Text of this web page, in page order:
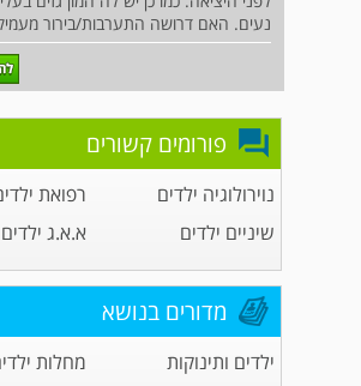
נעים. האם דרושה התערבות/בירור
פורומים קשורים
נוירולוגיה ילדים
רפואת
שיניים ילדים
א.א.ג ילדים
מדורים בנושא
ילדים ותינוקות
מחלות